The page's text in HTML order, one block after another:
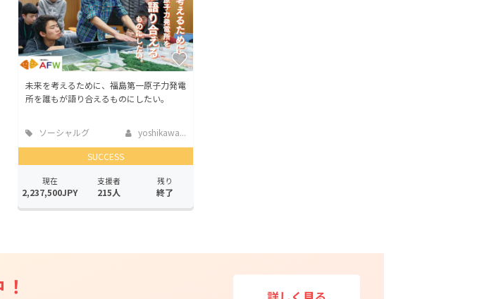
machi-ya コミュニティ
未来を考えるために、福島第一原子力発電
所を誰もが語り合えるものにしたい。
ソーシャルグ
yoshikawa...
SUCCESS
現在
2,237,500JPY
支援者
215人
残り
終了